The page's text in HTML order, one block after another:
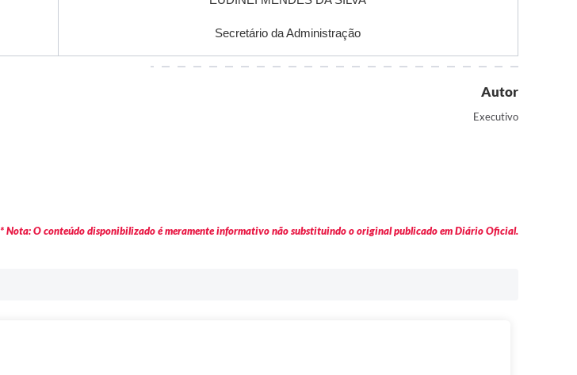
Secretário da Administração
Autor
Executivo
* Nota: O conteúdo disponibilizado é meramente informativo não substituindo o original publicado em Diário Oficial.